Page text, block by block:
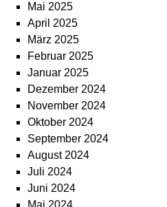
Mai 2025
April 2025
März 2025
Februar 2025
Januar 2025
Dezember 2024
November 2024
Oktober 2024
September 2024
August 2024
Juli 2024
Juni 2024
Mai 2024